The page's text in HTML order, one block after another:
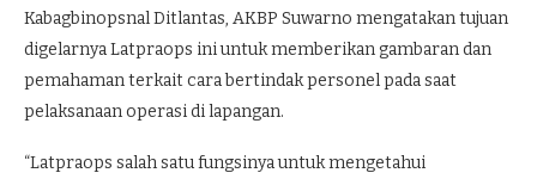
Kabagbinopsnal Ditlantas, AKBP Suwarno mengatakan tujuan
digelarnya Latpraops ini untuk memberikan gambaran dan
pemahaman terkait cara bertindak personel pada saat
pelaksanaan operasi di lapangan.
“Latpraops salah satu fungsinya untuk mengetahui